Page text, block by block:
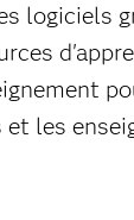
logiciels
les